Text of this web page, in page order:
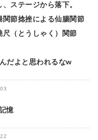
ステージから落下。
節捻挫による仙腸関節
（とうしゃく）関節
だよと思われるなw
憶